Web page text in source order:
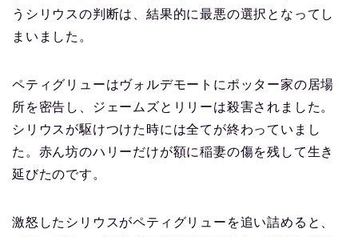
うシリウスの判断は、結果的に最悪の選択となってし
まいました。
ペティグリューはヴォルデモートにポッター家の居場
所を密告し、ジェームズとリリーは殺害されました。
シリウスが駆けつけた時には全てが終わっていまし
た。赤ん坊のハリーだけが額に稲妻の傷を残して生き
延びたのです。
激怒したシリウスがペティグリューを追い詰めると、